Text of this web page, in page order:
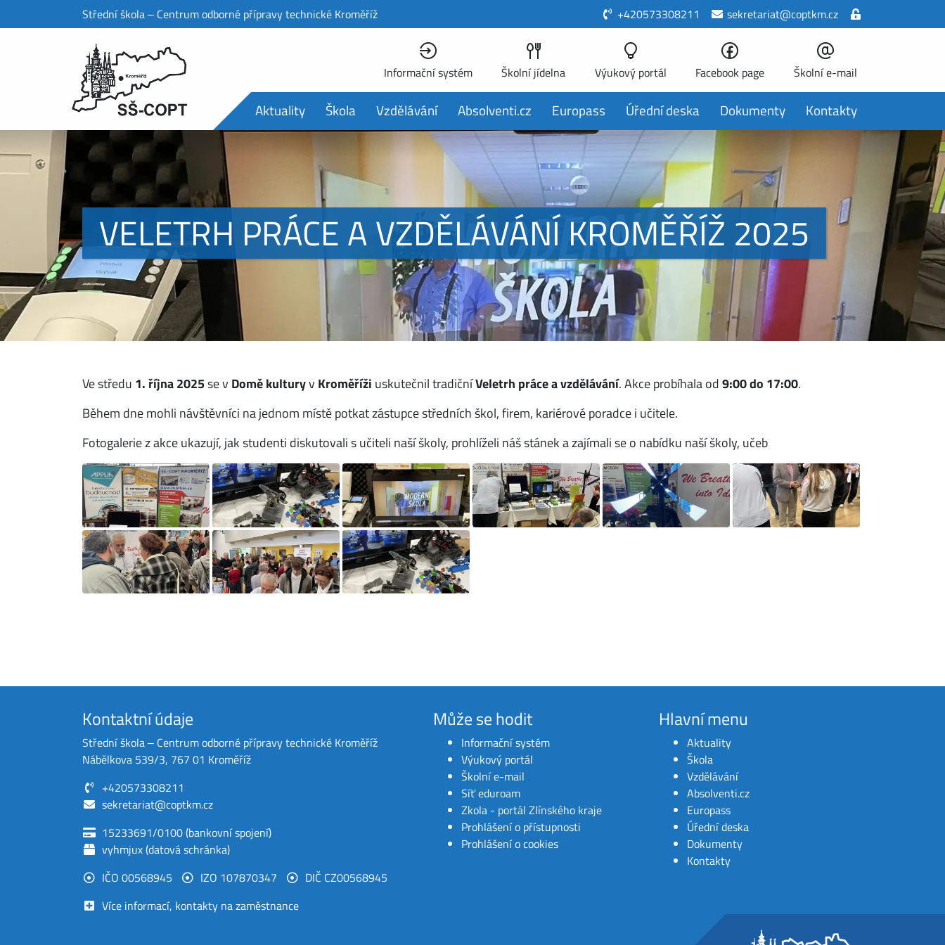
Střední škola ‒ Centrum odborné přípravy technické Kroměříž +420573308211 sekretariat@coptkm.cz
Informační systém Školní jídelna Výukový portál Facebook page Školní e-mail
Aktuality Škola Vzdělávání Absolventi.cz Europass Úřední deska Dokumenty Kontakty
VELETRH PRÁCE A VZDĚLÁVÁNÍ KROMĚŘÍŽ 2025
Ve středu 1. října 2025se v Domě kulturyv Kroměříži uskutečnil tradičníVeletrh práce a vzdělávání. Akce probíhala od9:00 do 17:00.
Během dne mohli návštěvníci na jednom místě potkat zástupce středních škol, firem, kariérové poradce i učitele.
Fotogalerie z akce ukazují, jak studenti diskutovali s učiteli naší školy, prohlíželi náš stánek a zajímali se o nabídku naší školy, učeb
Kontaktní údaje
Střední škola ‒ Centrum odborné přípravy technické Kroměříž
Nábělkova 539/3, 767 01 Kroměříž
+420573308211
sekretariat@coptkm.cz
15233691/0100 (bankovní spojení)
vyhmjux (datová schránka)
IČO 00568945
IZO 107870347
DIČ CZ00568945
Více informací, kontakty na zaměstnance
Může se hodit
Informační systém
Výukový portál
Školní e-mail
Síť eduroam
Zkola - portál Zlínského kraje
Prohlášení o přístupnosti
Prohlášení o cookies
Hlavní menu
Aktuality
Škola
Vzdělávání
Absolventi.cz
Europass
Úřední deska
Dokumenty
Kontakty